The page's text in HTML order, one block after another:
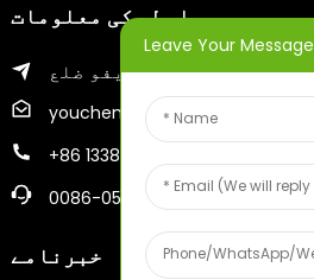
رابطہ کی معلومات
ینتائی شہر کا زیفو ضلع
youcheng@ytscreenprinter.com
+86 13386383930
0086-05356730996
خبرنامے
Leave Your Message